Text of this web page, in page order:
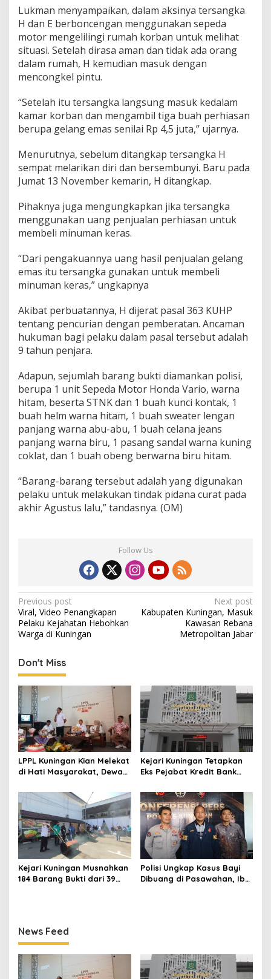
Lukman menyampaikan, dalam aksinya tersangka
H dan E berboncengan menggunakan sepeda
motor mengelilingi rumah korban untuk melihat
situasi. Setelah dirasa aman dan tidak ada orang
dalam rumah, H kemudian masuk dengan
mencongkel pintu.
“Setelah itu tersangka langsung masuk kedalam
kamar korban dan mengambil tiga buah perhiasan
berupa gelang emas senilai Rp 4,5 juta,” ujarnya.
Menurutnya, sebelum ditangkap tersangka H
sempat melarikan diri dan bersembunyi. Baru pada
Jumat 13 November kemarin, H ditangkap.
Pihaknya juga mengungkapkan jika tersangka
menggunakan uang penjualan perhiasan untuk
membeli minuman keras.
“Dari pengakuannya uang hasil penjualan gelang
emas itu tersangka gunakan untuk membeli
minuman keras,” ungkapnya
Akibat perbuatannya, H dijerat pasal 363 KUHP
tentang pencurian dengan pemberatan. Ancaman
hukuman bagi pelaku dalam pasal tersebut adalah
9 tahun penjara.
Adapun, sejumlah barang bukti diamankan polisi,
berupa 1 unit Sepeda Motor Honda Vario, warna
hitam, beserta STNK dan 1 buah kunci kontak, 1
buah helm warna hitam, 1 buah sweater lengan
panjang warna abu-abu, 1 buah celana jeans
panjang warna biru, 1 pasang sandal warna kuning
coklat, dan 1 buah obeng berwarna biru hitam.
“Barang-barang tersebut adalah yang digunakan
pelaku untuk melakukan tindak pidana curat pada
akhir Agustus lalu,” tandasnya. (OM)
Follow Us
Post
navigation
Previous post
Viral, Video Penangkapan
Pelaku Kejahatan Hebohkan
Warga di Kuningan
Next post
Kabupaten Kuningan, Masuk
Kawasan Rebana
Metropolitan Jabar
Don't Miss
LPPL Kuningan Kian Melekat
di Hati Masyarakat, Dewas
Digital
Kejari Kuningan Tetapkan
Eks Pejabat Kredit Bank
Korupsi, Negara Rugi
Rp529 Juta
Kejari Kuningan Musnahkan
184 Barang Bukti dari 39
Polisi Ungkap Kasus Bayi
Dibuang di Pasawahan, Ibu
News Feed